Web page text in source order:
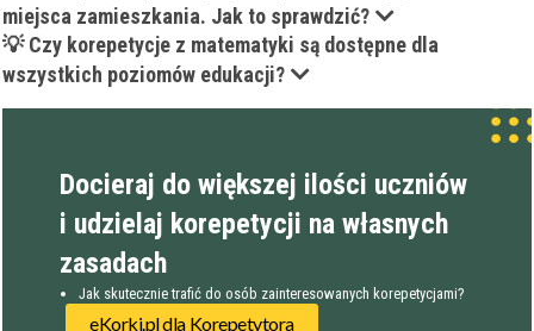
miejsca zamieszkania. Jak to sprawdzić?
💡 Czy korepetycje z matematyki są dostępne dla
wszystkich poziomów edukacji?
Docieraj do większej ilości uczniów
i udzielaj korepetycji na własnych
zasadach
Jak skutecznie trafić do osób zainteresowanych korepetycjami?
eKorki.pl dla Korepetytora